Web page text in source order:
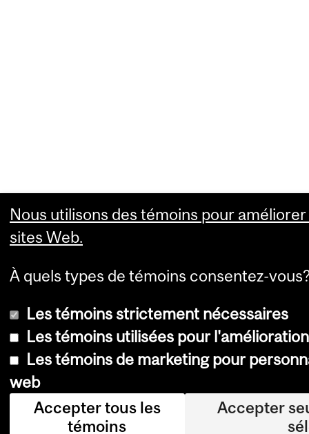
Nous utilisons des témoins pour
sites Web.
À quels types de témoins consentez-
Les témoins strictement nécessaires
Les témoins utilisées pour
Les témoins de marketing pour
web
Accepter tous les
témoins
Accepter